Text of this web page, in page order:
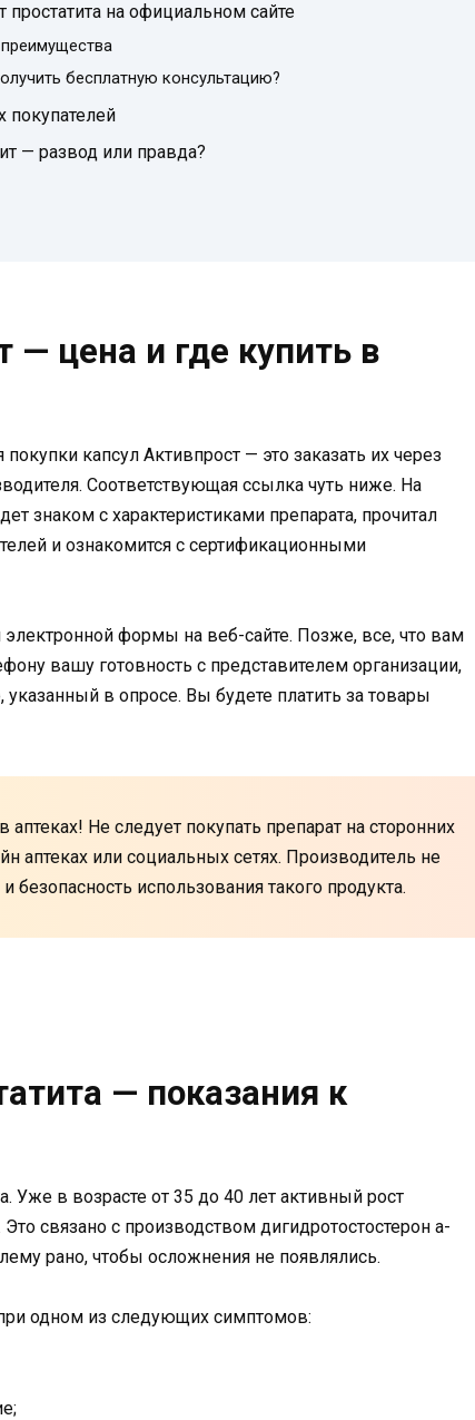
простатита на официальном сайте
бесплатную консультацию?
— развод или правда?
— цена и где купить в
капсул Активпрост — это заказать их через
Соответствующая ссылка чуть ниже. На
знаком с характеристиками препарата, прочитал
и ознакомится с сертификационными
формы на веб-сайте. Позже, все, что вам
вашу готовность с представителем организации,
в опросе. Вы будете платить за товары
аптеках! Не следует покупать препарат на сторонних
аптеках или социальных сетях. Производитель не
безопасность использования такого продукта.
— показания к
Уже в возрасте от 35 до 40 лет активный рост
связано с производством дигидротостостерон а-
рано, чтобы осложнения не появлялись.
одном из следующих симптомов: